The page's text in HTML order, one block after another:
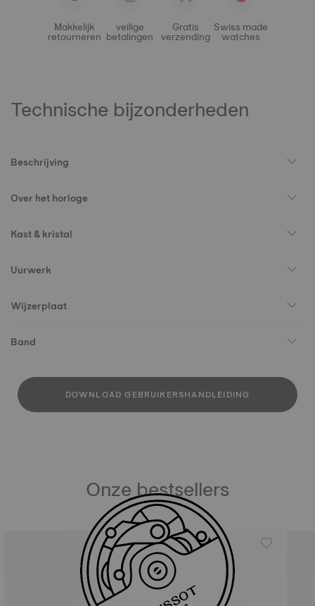
Makkelijk
retourneren
veilige
betalingen
Gratis
verzending
Swiss made
watches
Technische bijzonderheden
Beschrijving
Over het horloge
Kast & kristal
Uurwerk
Wijzerplaat
Band
DOWNLOAD GEBRUIKERSHANDLEIDING
Onze bestsellers